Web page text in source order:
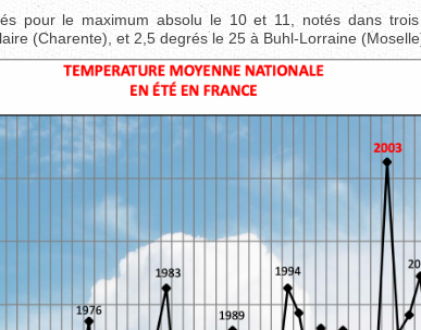
pour le maximum absolu le 10 et 11, notés dans trois
(Charente), et 2,5 degrés le 25 à Buhl-Lorraine